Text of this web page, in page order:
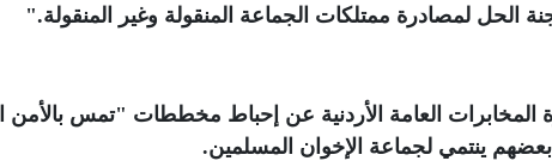
لمصادرة ممتلكات الجماعة المنقولة وغير المنقولة".
المخابرات العامة الأردنية عن إحباط مخططات "تمس بالأمن
.